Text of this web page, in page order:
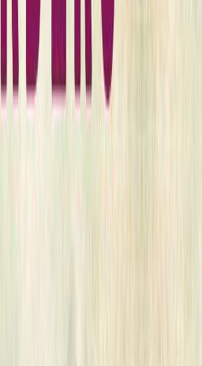
πτώμα μια γυμνής γυναίκας στη
αναγκάζεται να διακόψει την
αγαπημένη του Ερίκα, η οποία
και η ομάδα του διαπιστώνουν